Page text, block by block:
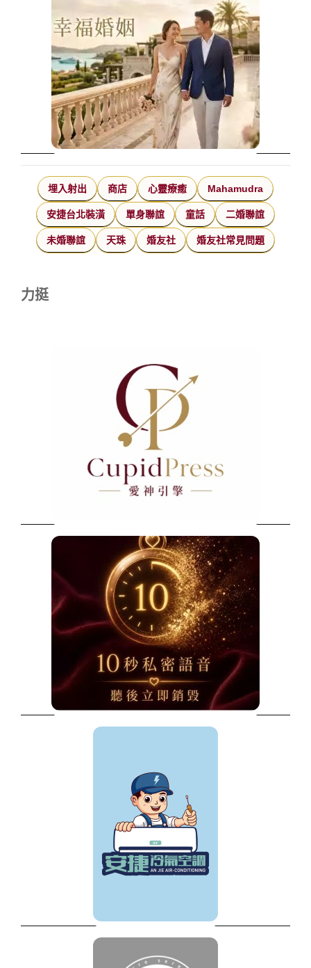
埋入射出 商店 心靈療癒 Mahamudra
安捷台北裝潢 單身聯誼 童話 二婚聯誼
未婚聯誼 天珠 婚友社 婚友社常見問題
力挺